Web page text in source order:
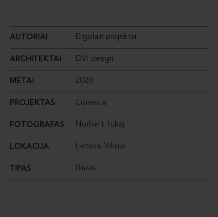
AUTORIAI Ergolain projektai
ARCHITEKTAI DVI design
METAI 2020
PROJEKTAS Conresta
FOTOGRAFAS Norbert Tukaj
LOKACIJA Lietuva, Vilnius
TIPAS Biuras